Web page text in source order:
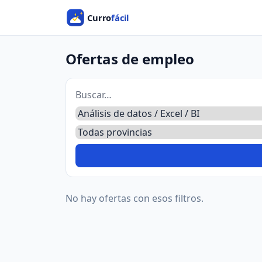
Ofertas de empleo
No hay ofertas con esos filtros.